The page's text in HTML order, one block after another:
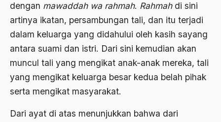
dengan mawaddah wa rahmah. Rahmahdi sini
artinya ikatan, persambungan tali, dan itu terjadi
dalam keluarga yang didahului oleh kasih sayang
antara suami dan istri. Dari sini kemudian akan
muncul tali yang mengikat anak-anak mereka, tali
yang mengikat keluarga besar kedua belah pihak
serta mengikat masyarakat.
Dari ayat di atas menunjukkan bahwa dari
Biografi Kiai Bisri Syansuri
Birokrasi Agama
Birokrasi Pemerintah
Birokrasi Politik